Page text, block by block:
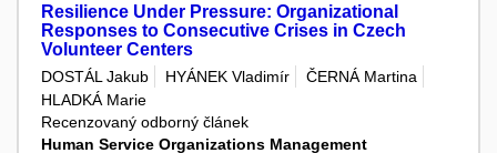
Resilience Under Pressure: Organizational
Responses to Consecutive Crises in Czech
Volunteer Centers
DOSTÁL Jakub HYÁNEK Vladimír
ČERNÁ Martina
HLADKÁ Marie
Recenzovaný odborný článek
Human Service Organizations Management